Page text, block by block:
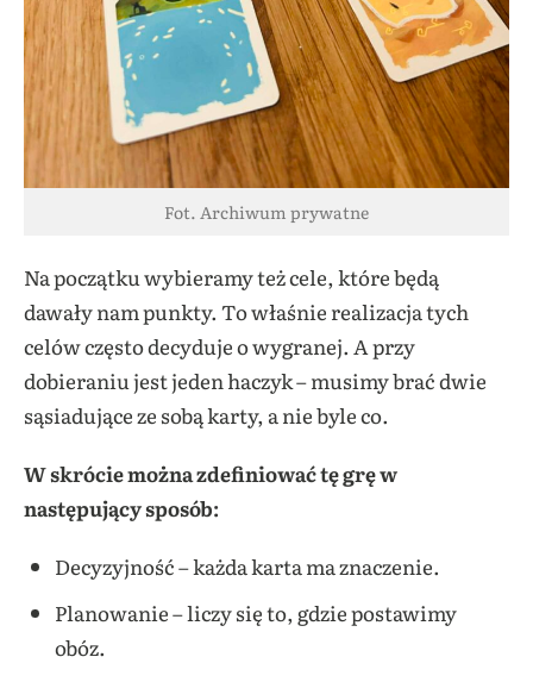
Fot. Archiwum prywatne
Na początku wybieramy też cele, które będą
dawały nam punkty. To właśnie realizacja tych
celów często decyduje o wygranej. A przy
dobieraniu jest jeden haczyk – musimy brać dwie
sąsiadujące ze sobą karty, a nie byle co.
W skrócie można zdefiniować tę grę w
następujący sposób:
Decyzyjność – każda karta ma znaczenie.
Planowanie – liczy się to, gdzie postawimy
obóz.